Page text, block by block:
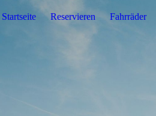
Startseite Reservieren Fahrräder